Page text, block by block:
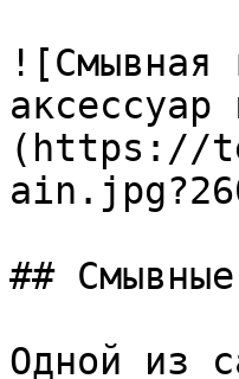
![Смывная
(https://
##
Одной из